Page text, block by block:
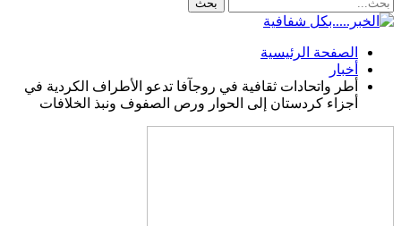
الصفحة الرئيسية
أخبار
أطر واتحادات ثقافية في روجآفا تدعو الأطراف الكردية في
أجزاء كردستان إلى الحوار ورص الصفوف ونبذ الخلافات